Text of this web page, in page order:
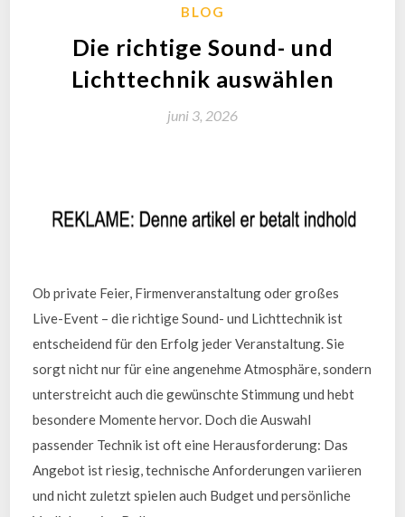
BLOG
Die richtige Sound- und
Lichttechnik auswählen
juni 3, 2026
Ob private Feier, Firmenveranstaltung oder großes
Live-Event – die richtige Sound- und Lichttechnik ist
entscheidend für den Erfolg jeder Veranstaltung. Sie
sorgt nicht nur für eine angenehme Atmosphäre, sondern
unterstreicht auch die gewünschte Stimmung und hebt
besondere Momente hervor. Doch die Auswahl
passender Technik ist oft eine Herausforderung: Das
Angebot ist riesig, technische Anforderungen variieren
und nicht zuletzt spielen auch Budget und persönliche